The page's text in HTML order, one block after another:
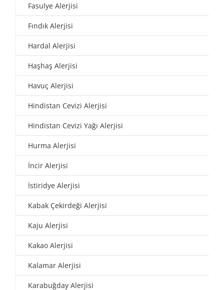
Fasulye Alerjisi
Fındık Alerjisi
Hardal Alerjisi
Haşhaş Alerjisi
Havuç Alerjisi
Hindistan Cevizi Alerjisi
Hindistan Cevizi Yağı Alerjisi
Hurma Alerjisi
İncir Alerjisi
İstiridye Alerjisi
Kabak Çekirdeği Alerjisi
Kaju Alerjisi
Kakao Alerjisi
Kalamar Alerjisi
Karabuğday Alerjisi